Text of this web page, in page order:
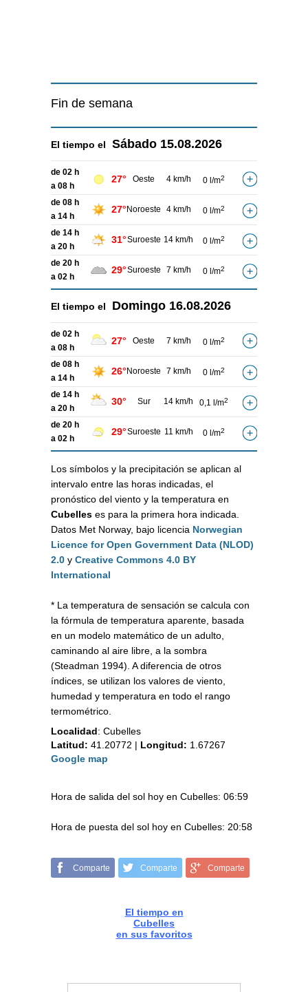
Fin de semana
El tiempo el Sábado 15.08.2026
de 02 h
a 08 h
27° Oeste 4 km/h 0 l/m2
de 08 h
a 14 h
27° Noroeste 4 km/h 0 l/m2
de 14 h
a 20 h
31°Suroeste 14 km/h 0 l/m2
de 20 h
a 02 h
29°Suroeste 7 km/h 0 l/m2
El tiempo el Domingo 16.08.2026
de 02 h
a 08 h
27° Oeste 7 km/h 0 l/m2
de 08 h
a 14 h
26° Noroeste 7 km/h 0 l/m2
de 14 h
a 20 h
30° Sur 14 km/h 0,1 l/m2
de 20 h
a 02 h
29°Suroeste 11 km/h 0 l/m2
Los símbolos y la precipitación se aplican al
intervalo entre las horas indicadas, el
pronóstico del viento y la temperatura en
Cubelles es para la primera hora indicada.
Datos Met Norway, bajo licencia Norwegian
Licence for Open Government Data (NLOD)
2.0 y Creative Commons 4.0 BY
International
* La temperatura de sensación se calcula con
la fórmula de temperatura aparente, basada
en un modelo matemático de un adulto,
caminando al aire libre, a la sombra
(Steadman 1994). A diferencia de otros
índices, se utilizan los valores de viento,
humedad y temperatura en todo el rango
termométrico.
Localidad: Cubelles
Latitud: 41.20772 | Longitud: 1.67267
Google map
Hora de salida del sol hoy en Cubelles: 06:59
Hora de puesta del sol hoy en Cubelles: 20:58
Comparte Comparte Comparte
El tiempo en
Cubelles
en sus favoritos